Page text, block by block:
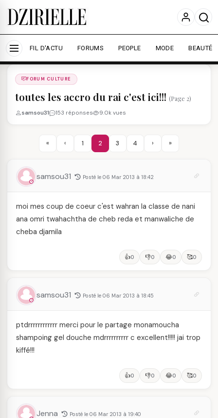
Nous utilisons des cookies pour améliorer votre
expérience et mesurer l'audience.
En savoir plus
Accepter tout Personnaliser
FIL D'ACTU FORUMS PEOPLE MODE BEAUTÉ
Forums
FORUM CULTURE
toutes les accro du rai c'est ici!!! (Page 2)
samsou31 153 réponses 9.0k vues
« ‹ 1 2 3 4 › »
samsou31 Posté le 06 Mar 2013 à 18:42
moi mes coup de coeur c'est wahran la classe de nani
ana omri twahachtha de cheb reda et manwaliche de
cheba djamila
👍0 👎0 😂0 🥰0
samsou31 Posté le 06 Mar 2013 à 18:45
ptdrrrrrrrrrrrr merci pour le partage monamoucha
shampoing gel douche mdrrrrrrrrrr c excellent!!!!! jai trop
kiffé!!!
👍0 👎0 😂0 🥰0
Jenna Posté le 06 Mar 2013 à 19:40